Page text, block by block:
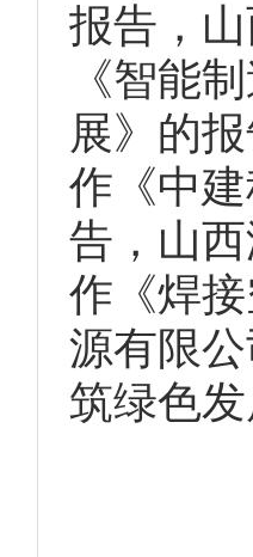
报告，
《智能
展》的
作《中
告，山
作《焊
源有限
筑绿色